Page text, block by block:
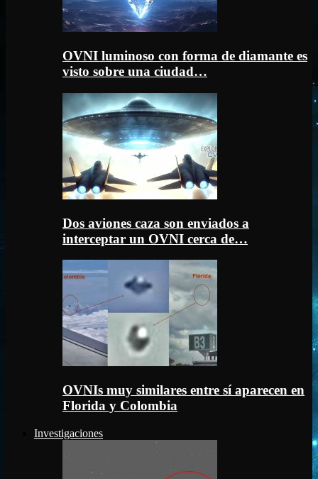
OVNI luminoso con forma de diamante es
visto sobre una ciudad…
Dos aviones caza son enviados a
interceptar un OVNI cerca de…
OVNIs muy similares entre sí aparecen en
Florida y Colombia
Investigaciones